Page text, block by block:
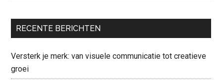
RECENTE BERICHTEN
Versterk je merk: van visuele communicatie tot creatieve
groei